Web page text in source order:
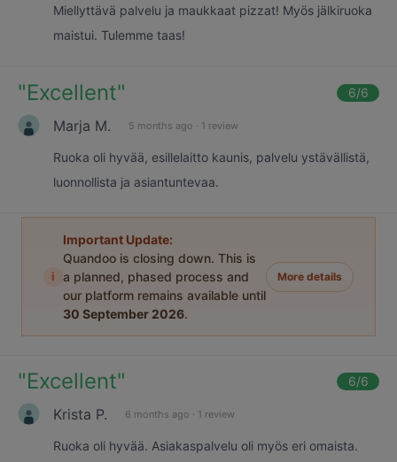
Miellyttävä palvelu ja maukkaat pizzat! Myös jälkiruoka
maistui. Tulemme taas!
"Excellent" 6/6
Marja M. 5 months ago · 1 review
Ruoka oli hyvää, esillelaitto kaunis, palvelu ystävällistä,
luonnollista ja asiantuntevaa.
i
Important Update:
Quandoo is closing down. This is
a planned, phased process and
our platform remains available until
30 September 2026.
More details
"Excellent" 6/6
Krista P. 6 months ago · 1 review
Ruoka oli hyvää. Asiakaspalvelu oli myös eri omaista.